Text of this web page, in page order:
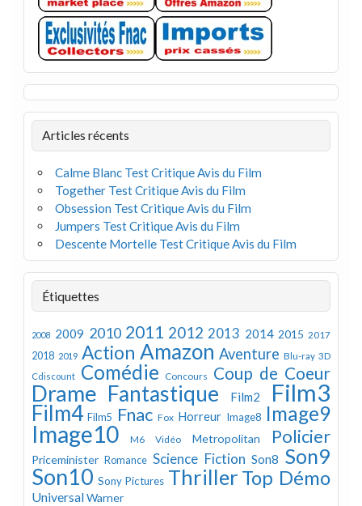
Articles récents
Calme Blanc Test Critique Avis du Film
Together Test Critique Avis du Film
Obsession Test Critique Avis du Film
Jumpers Test Critique Avis du Film
Descente Mortelle Test Critique Avis du Film
Étiquettes
2008 2009 2010 2011 2012 2013 2014 2015 2017
2018 2019 Action Amazon Aventure Blu-ray 3D
Cdiscount Comédie Concours Coup de Coeur
Drame Fantastique Film2 Film3
Film4 Film5 Fnac Fox Horreur Image8 Image9
Image10 M6 Vidéo Metropolitan Policier
Priceminister Romance Science Fiction Son8 Son9
Son10 Sony Pictures Thriller Top Démo
UniversalWarner